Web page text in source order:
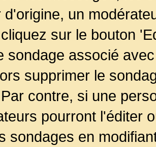
d'origine, un
sur le bouton
sondage associé
supprimer le
contre, si une
pourront l'éditer
sondages en